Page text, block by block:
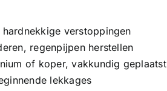
verstoppingen
regenpijpen herstellen
of koper, vakkundig geplaatst
lekkages